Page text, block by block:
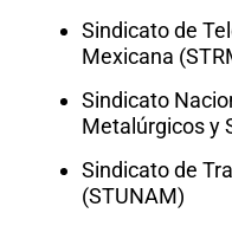
Sindicato de
Mexicana
Sindicato
Metalúrgicos y
Sindicato de
(STUNAM)